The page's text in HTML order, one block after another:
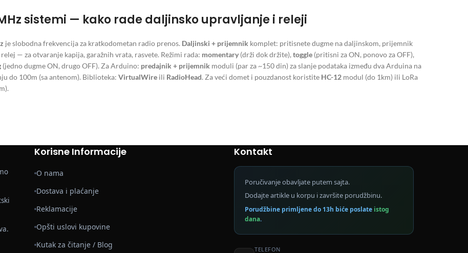
sistemi — kako rade daljinsko upravljanje i releji
je slobodna frekvencija za kratkodometan radio prenos. Daljinski + prijemnik komplet: pritisnete dugme na daljinskom, prijemnik
— za otvaranje kapija, garažnih vrata, rasvete. Režimi rada: momentary(drži dok držite), toggle(pritisni za ON, ponovo za OFF),
(jedno dugme ON, drugo OFF). Za Arduino: predajnik + prijemnik moduli (par za ~150 din) za slanje podataka između dva Arduina na
do 100m (sa antenom). Biblioteka: VirtualWireili RadioHead. Za veći domet i pouzdanost koristite HC-12modul (do 1km) ili LoRa
Korisne Informacije
O nama
Dostava i plaćanje
Reklamacije
Opšti uslovi kupovine
Kutak za čitanje / Blog
Kontakt
Poručivanje obavljate putem sajta.
Dodajte artikle u korpu i završite porudžbinu.
Porudžbine primljene do 13h biće poslate istog
dana.
TELEFON